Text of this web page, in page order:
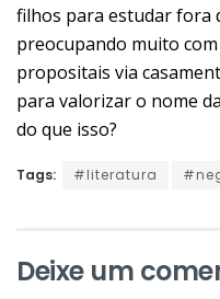
filhos para estudar fora
preocupando muito
propositais via
para valorizar o nome
do que isso?
Tags: #literatura
Deixe um